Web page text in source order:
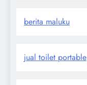
berita maluku
jual toilet portable